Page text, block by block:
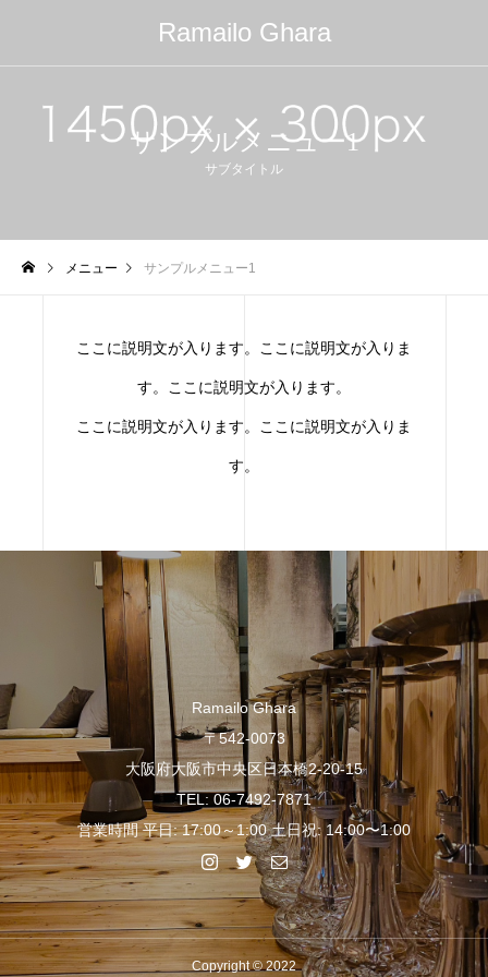
Ramailo Ghara
サンプルメニュー1
サブタイトル
メニュー サンプルメニュー1
ここに説明文が入ります。ここに説明文が入りま
す。ここに説明文が入ります。
ここに説明文が入ります。ここに説明文が入りま
す。
Ramailo Ghara
〒542-0073
大阪府大阪市中央区日本橋2-20-15
TEL: 06-7492-7871
営業時間 平日: 17:00～1:00 土日祝: 14:00〜1:00
Copyright © 2022